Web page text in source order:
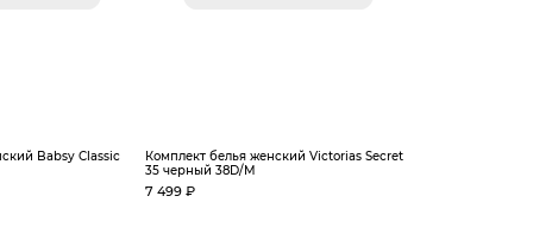
Babsy Classic
Комплект белья женский Victorias Secret
35 черный 38D/M
7 499 ₽